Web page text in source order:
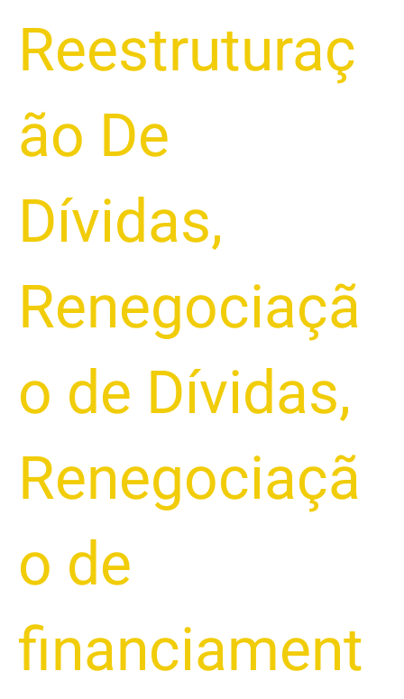
Reestruturaç
ão De
Dívidas,
Renegociaçã
o de Dívidas,
Renegociaçã
o de
financiament